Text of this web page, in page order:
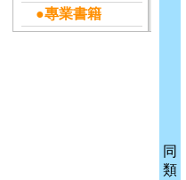
●專業書籍
同
類